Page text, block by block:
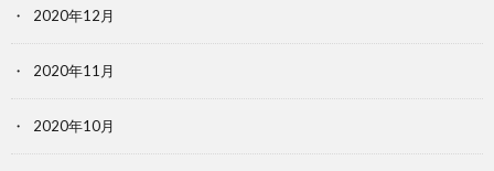
2020年12月
2020年11月
2020年10月